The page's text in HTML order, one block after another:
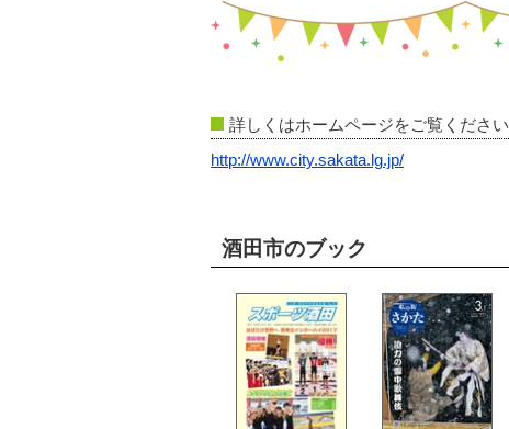
詳しくはホームページをご覧ください
http://www.city.sakata.lg.jp/
酒田市のブック